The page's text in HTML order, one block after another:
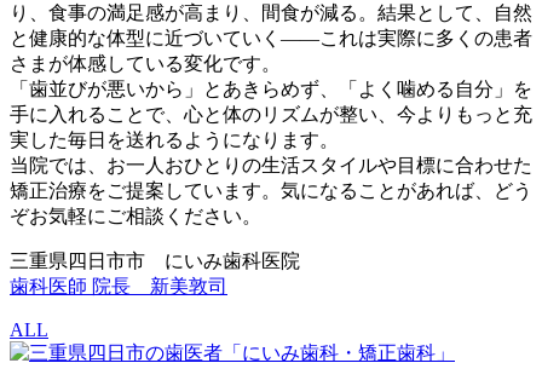
り、食事の満足感が高まり、間食が減る。結果として、自然
と健康的な体型に近づいていく――これは実際に多くの患者
さまが体感している変化です。
「歯並びが悪いから」とあきらめず、「よく噛める自分」を
手に入れることで、心と体のリズムが整い、今よりもっと充
実した毎日を送れるようになります。
当院では、お一人おひとりの生活スタイルや目標に合わせた
矯正治療をご提案しています。気になることがあれば、どう
ぞお気軽にご相談ください。
三重県四日市市 にいみ歯科医院
歯科医師 院長 新美敦司
ALL